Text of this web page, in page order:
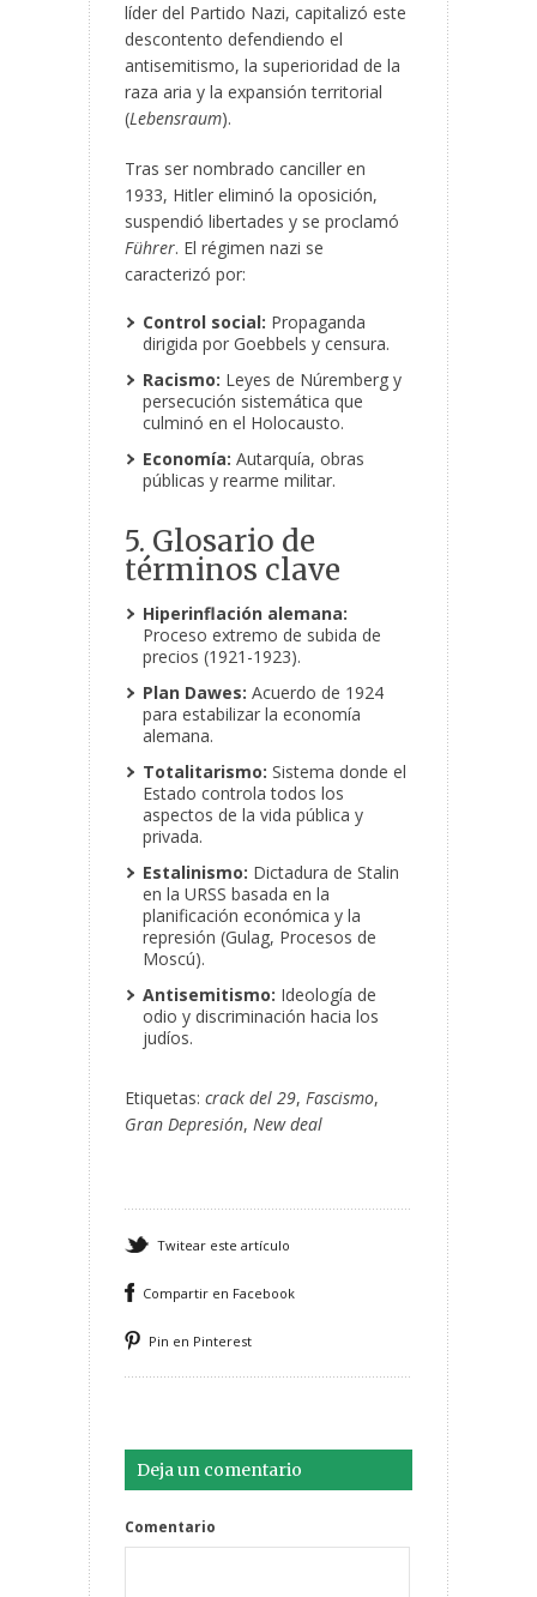
líder del Partido Nazi, capitalizó este
descontento defendiendo el
antisemitismo, la superioridad de la
raza aria y la expansión territorial
(Lebensraum).
Tras ser nombrado canciller en
1933, Hitler eliminó la oposición,
suspendió libertades y se proclamó
Führer. El régimen nazi se
caracterizó por:
Control social: Propaganda
dirigida por Goebbels y censura.
Racismo: Leyes de Núremberg y
persecución sistemática que
culminó en el Holocausto.
Economía: Autarquía, obras
públicas y rearme militar.
5. Glosario de
términos clave
Hiperinflación alemana:
Proceso extremo de subida de
precios (1921-1923).
Plan Dawes: Acuerdo de 1924
para estabilizar la economía
alemana.
Totalitarismo: Sistema donde el
Estado controla todos los
aspectos de la vida pública y
privada.
Estalinismo: Dictadura de Stalin
en la URSS basada en la
planificación económica y la
represión (Gulag, Procesos de
Moscú).
Antisemitismo: Ideología de
odio y discriminación hacia los
judíos.
Etiquetas: crack del 29, Fascismo,
Gran Depresión, New deal
Twitear este artículo
Compartir en Facebook
Pin en Pinterest
Deja un comentario
Comentario